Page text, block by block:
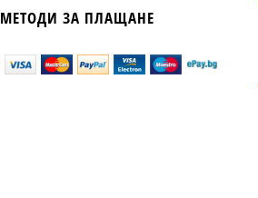
МЕТОДИ ЗА ПЛАЩАНЕ